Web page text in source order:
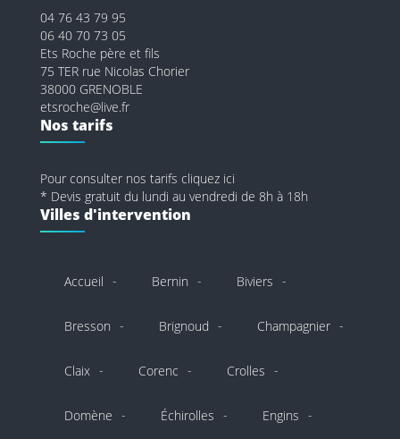
04 76 43 79 95
06 40 70 73 05
Ets Roche père et fils
75 TER rue Nicolas Chorier
38000 GRENOBLE
etsroche@live.fr
Nos tarifs
Pour consulter nos tarifs cliquez ici
* Devis gratuit du lundi au vendredi de 8h à 18h
Villes d'intervention
Accueil Bernin Biviers
Bresson Brignoud Champagnier
Claix Corenc Crolles
Domène Échirolles Engins